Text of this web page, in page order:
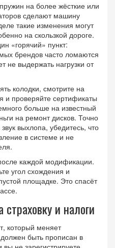
на более жёсткие или
сделают машину
такие изменения могут
на скользкой дороге.
«горячий» пункт:
брендов часто ломаются
не выдержать нагрузки от
колодки, смотрите на
и проверяйте сертификаты
больше на известный
на ремонт дисков. Точно
выхлопа, убедитесь, что
в системе и не
каждой модификации.
угол схождения и
площадке. Это спасёт
и налоги
который меняет
быть прописан в